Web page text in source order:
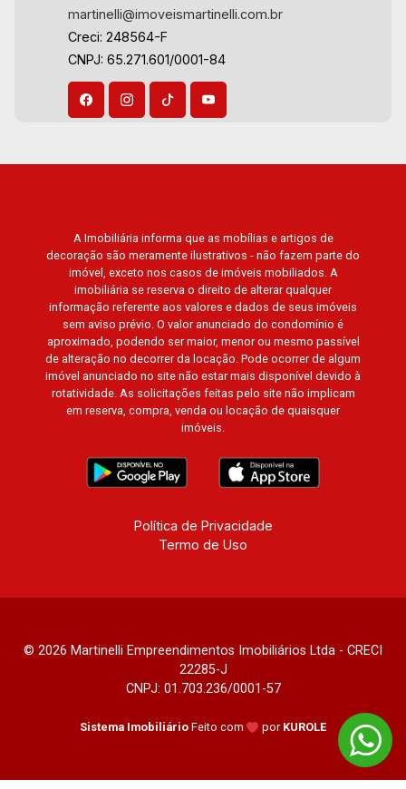
martinelli@imoveismartinelli.com.br
Creci: 248564-F
CNPJ: 65.271.601/0001-84
A Imobiliária informa que as mobílias e artigos de
decoração são meramente ilustrativos - não fazem parte do
imóvel, exceto nos casos de imóveis mobiliados. A
imobiliária se reserva o direito de alterar qualquer
informação referente aos valores e dados de seus imóveis
sem aviso prévio. O valor anunciado do condomínio é
aproximado, podendo ser maior, menor ou mesmo passível
de alteração no decorrer da locação. Pode ocorrer de algum
imóvel anunciado no site não estar mais disponível devido à
rotatividade. As solicitações feitas pelo site não implicam
em reserva, compra, venda ou locação de quaisquer
imóveis.
Política de Privacidade
Termo de Uso
© 2026 Martinelli Empreendimentos Imobiliários Ltda - CRECI
22285-J
CNPJ: 01.703.236/0001-57
Sistema Imobiliário Feito com por KUROLE